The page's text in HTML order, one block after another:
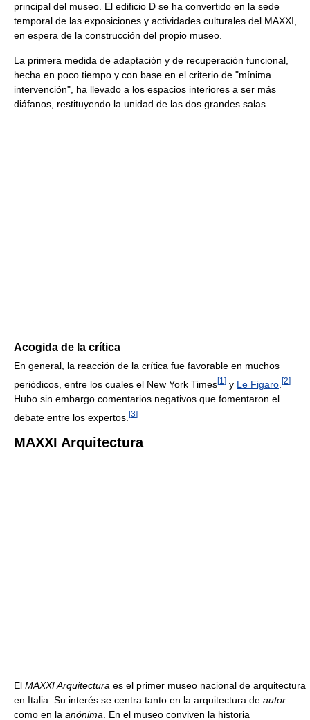
principal del museo. El edificio D se ha convertido en la sede
temporal de las exposiciones y actividades culturales del MAXXI,
en espera de la construcción del propio museo.
La primera medida de adaptación y de recuperación funcional,
hecha en poco tiempo y con base en el criterio de "mínima
intervención", ha llevado a los espacios interiores a ser más
diáfanos, restituyendo la unidad de las dos grandes salas.
Acogida de la crítica
En general, la reacción de la crítica fue favorable en muchos
periódicos, entre los cuales el New York Times[1 ] y Le Figaro [2]
Hubo sin embargo comentarios negativos que fomentaron el
debate entre los expertos. [3]
MAXXI Arquitectura
El MAXXI Arquitectura es el primer museo nacional de arquitectura
en Italia. Su interés se centra tanto en la arquitectura de autor
como en la anónima . En el museo conviven la historia